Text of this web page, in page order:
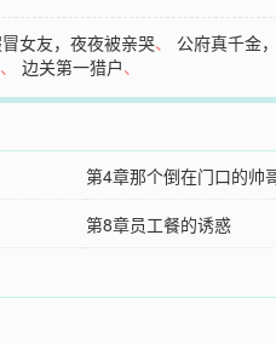
女友，夜夜被亲哭、 公府真千金
、边关第一猎户、
第4章那个倒在门口的帅
第8章员工餐的诱惑